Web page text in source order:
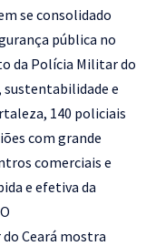
se consolidado
pública no
da Polícia Militar do
sustentabilidade e
140 policiais
com grande
comerciais e
e efetiva da
Ceará mostra